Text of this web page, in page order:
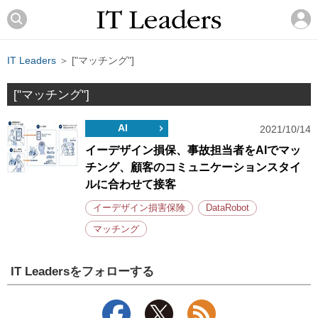
IT Leaders ＞ ["マッチング"]
["マッチング"]
AI 2021/10/14
イーデザイン損保、事故担当者をAIでマッ
チング、顧客のコミュニケーションスタイ
ルに合わせて接客
イーデザイン損害保険 DataRobot
マッチング
IT Leadersをフォローする